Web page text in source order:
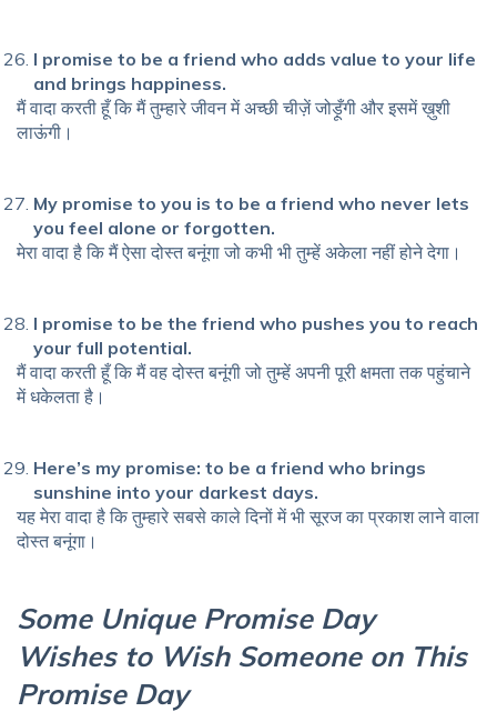
I promise to be a friend who adds value to your life
and brings happiness.
मैं वादा करती हूँ कि मैं तुम्हारे जीवन में अच्छी चीज़ें जोड़ूँगी और इसमें ख़ुशी
लाऊंगी।
My promise to you is to be a friend who never lets
you feel alone or forgotten.
मेरा वादा है कि मैं ऐसा दोस्त बनूंगा जो कभी भी तुम्हें अकेला नहीं होने देगा।
I promise to be the friend who pushes you to reach
your full potential.
मैं वादा करती हूँ कि मैं वह दोस्त बनूंगी जो तुम्हें अपनी पूरी क्षमता तक पहुंचाने
में धकेलता है।
Here’s my promise: to be a friend who brings
sunshine into your darkest days.
यह मेरा वादा है कि तुम्हारे सबसे काले दिनों में भी सूरज का प्रकाश लाने वाला
दोस्त बनूंगा।
Some Unique Promise Day
Wishes to Wish Someone on This
Promise Day